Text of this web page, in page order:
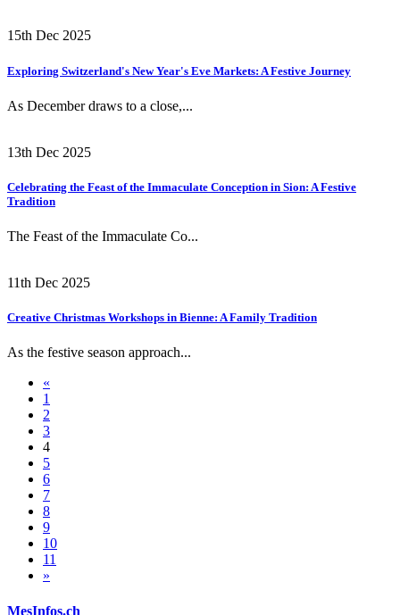
15th Dec 2025
Exploring Switzerland's New Year's Eve Markets: A Festive Journey
As December draws to a close,...
13th Dec 2025
Celebrating the Feast of the Immaculate Conception in Sion: A Festive
Tradition
The Feast of the Immaculate Co...
11th Dec 2025
Creative Christmas Workshops in Bienne: A Family Tradition
As the festive season approach...
«
1
2
3
4
5
6
7
8
9
10
11
»
MesInfos.ch